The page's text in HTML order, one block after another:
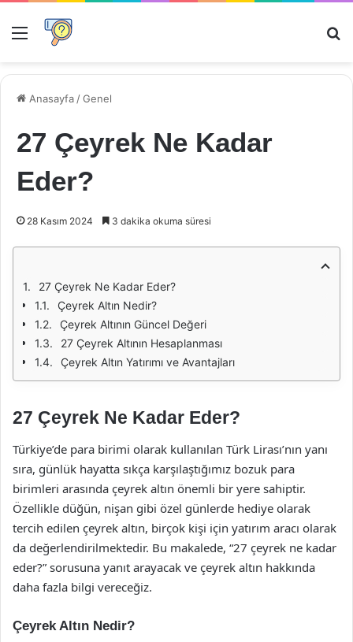
Menü
Anasayfa /Genel
27 Çeyrek Ne Kadar
Eder?
28 Kasım 2024 3 dakika okuma süresi
27 Çeyrek Ne Kadar Eder?
Çeyrek Altın Nedir?
Çeyrek Altının Güncel Değeri
27 Çeyrek Altının Hesaplanması
Çeyrek Altın Yatırımı ve Avantajları
27 Çeyrek Ne Kadar Eder?
Türkiye’de para birimi olarak kullanılan Türk Lirası’nın yanı
sıra, günlük hayatta sıkça karşılaştığımız bozuk para
birimleri arasında çeyrek altın önemli bir yere sahiptir.
Özellikle düğün, nişan gibi özel günlerde hediye olarak
tercih edilen çeyrek altın, birçok kişi için yatırım aracı olarak
da değerlendirilmektedir. Bu makalede, “27 çeyrek ne kadar
eder?” sorusuna yanıt arayacak ve çeyrek altın hakkında
daha fazla bilgi vereceğiz.
Çeyrek Altın Nedir?